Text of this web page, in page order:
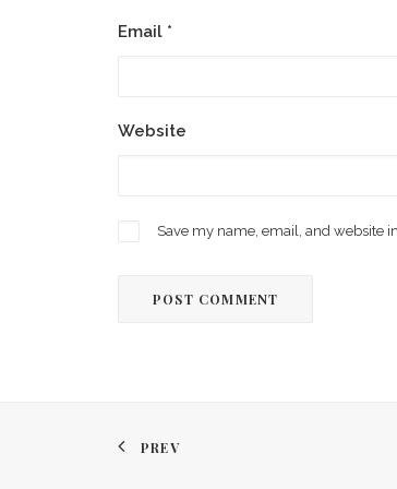
Email *
Website
Save my name, email, and website
PREV